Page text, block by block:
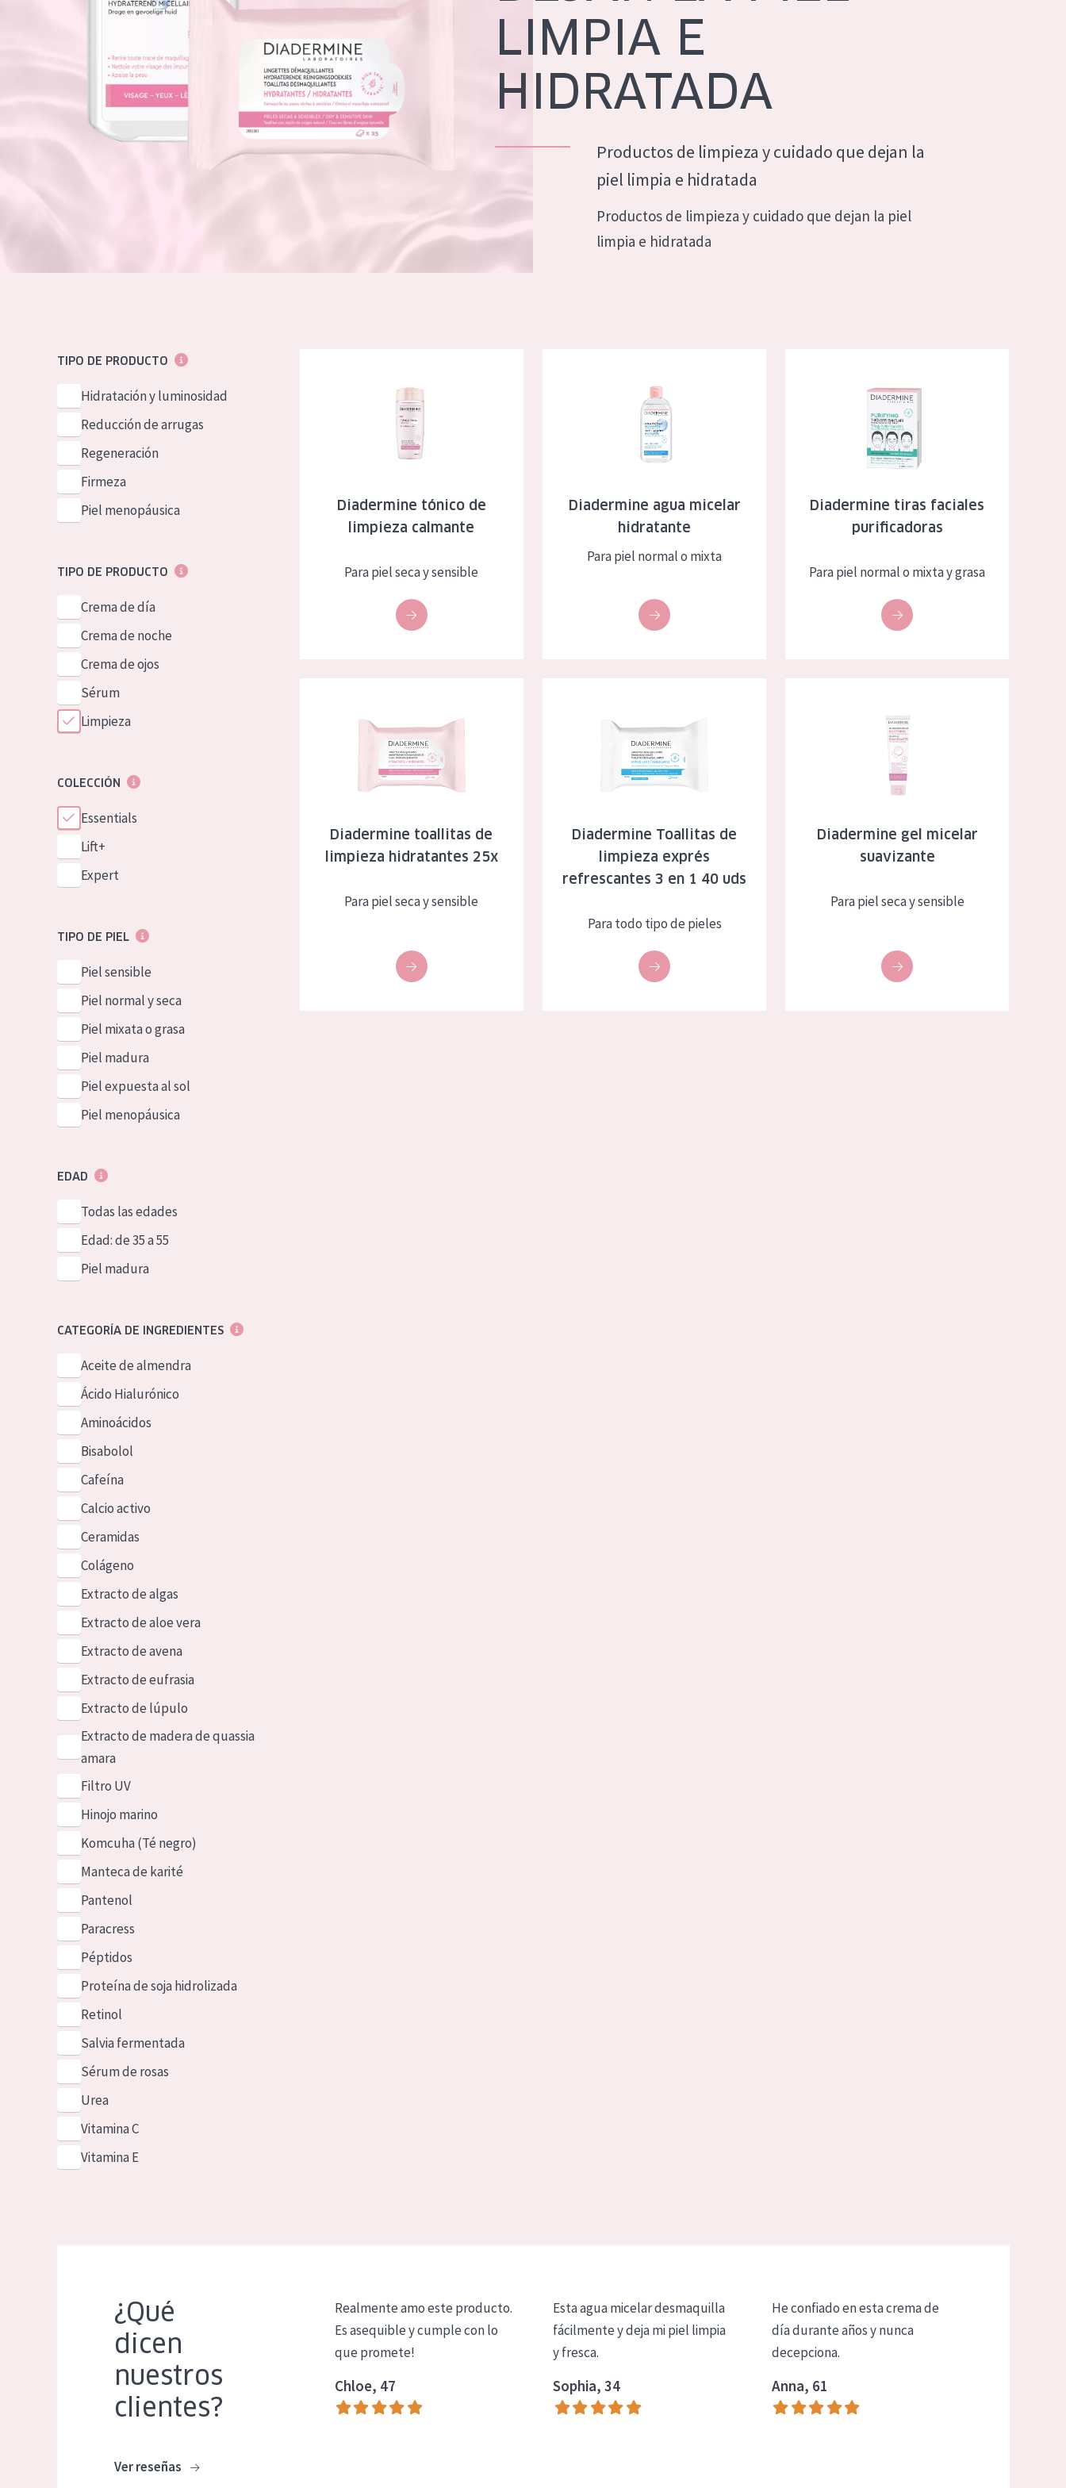
Piel normal y seca
Piel mixata o grasa
Piel madura
Piel expuesta al sol
Piel menopáusica
LIMPIA E
HIDRATADA
Productos de limpieza y cuidado que dejan la
piel limpia e hidratada
Productos de limpieza y cuidado que dejan la piel
limpia e hidratada
TIPO DE PRODUCTO
Hidratación y luminosidad
Reducción de arrugas
Regeneración
Firmeza
Piel menopáusica
TIPO DE PRODUCTO
Crema de día
Crema de noche
Crema de ojos
Sérum
Limpieza
COLECCIÓN
Essentials
Lift+
Expert
TIPO DE PIEL
Piel sensible
Piel normal y seca
Piel mixata o grasa
Piel madura
Piel expuesta al sol
Piel menopáusica
EDAD
Todas las edades
Edad: de 35 a 55
Piel madura
CATEGORÍA DE INGREDIENTES
Aceite de almendra
Ácido Hialurónico
Aminoácidos
Bisabolol
Cafeína
Calcio activo
Ceramidas
Colágeno
Extracto de algas
Extracto de aloe vera
Extracto de avena
Extracto de eufrasia
Extracto de lúpulo
Extracto de madera de quassia
amara
Filtro UV
Hinojo marino
Komcuha (Té negro)
Manteca de karité
Pantenol
Paracress
Péptidos
Proteína de soja hidrolizada
Retinol
Salvia fermentada
Sérum de rosas
Urea
Vitamina C
Vitamina E
Diadermine tónico de
limpieza calmante
Para piel seca y sensible
Diadermine agua micelar
hidratante
Para piel normal o mixta
Diadermine tiras faciales
purificadoras
Para piel normal o mixta y grasa
Diadermine toallitas de
limpieza hidratantes 25x
Para piel seca y sensible
Diadermine Toallitas de
limpieza exprés
refrescantes 3 en 1 40 uds
Para todo tipo de pieles
Diadermine gel micelar
suavizante
Para piel seca y sensible
¿Qué
dicen
nuestros
clientes?
Ver reseñas
Realmente amo este producto.
Es asequible y cumple con lo
que promete!
Chloe, 47
Esta agua micelar desmaquilla
fácilmente y deja mi piel limpia
y fresca.
Sophia, 34
He confiado en esta crema de
día durante años y nunca
decepciona.
Anna, 61